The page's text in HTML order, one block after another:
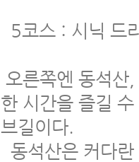
5코스 : 시닉 드
오른쪽엔 동석산
한 시간을 즐길
브길이다.
동석산은 커다